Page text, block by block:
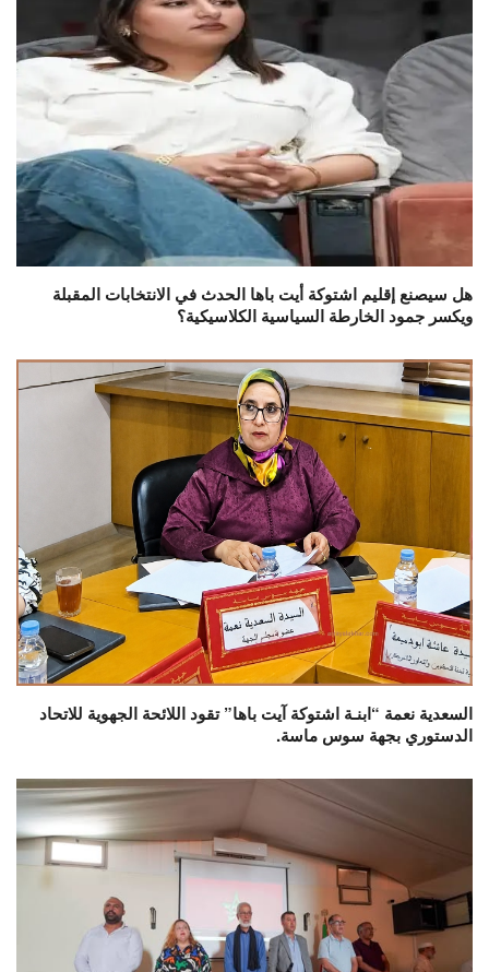
هل سيصنع إقليم اشتوكة أيت باها الحدث في الانتخابات المقبلة
ويكسر جمود الخارطة السياسية الكلاسيكية؟
السعدية نعمة “ابنـة اشتوكة آيت باها” تقود اللائحة الجهوية للاتحاد
الدستوري بجهة سوس ماسة.